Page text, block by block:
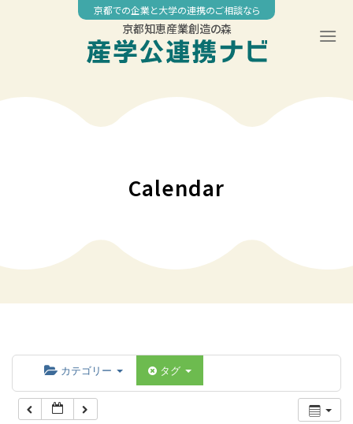
京都での企業と大学の連携のご相談なら
京都知恵産業創造の森
Calendar
カテゴリー タグ
04:00
07:00